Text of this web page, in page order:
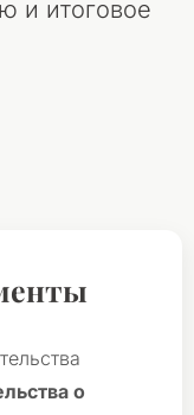
и итоговое
о